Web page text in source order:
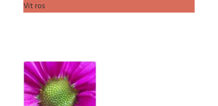
Vit ros